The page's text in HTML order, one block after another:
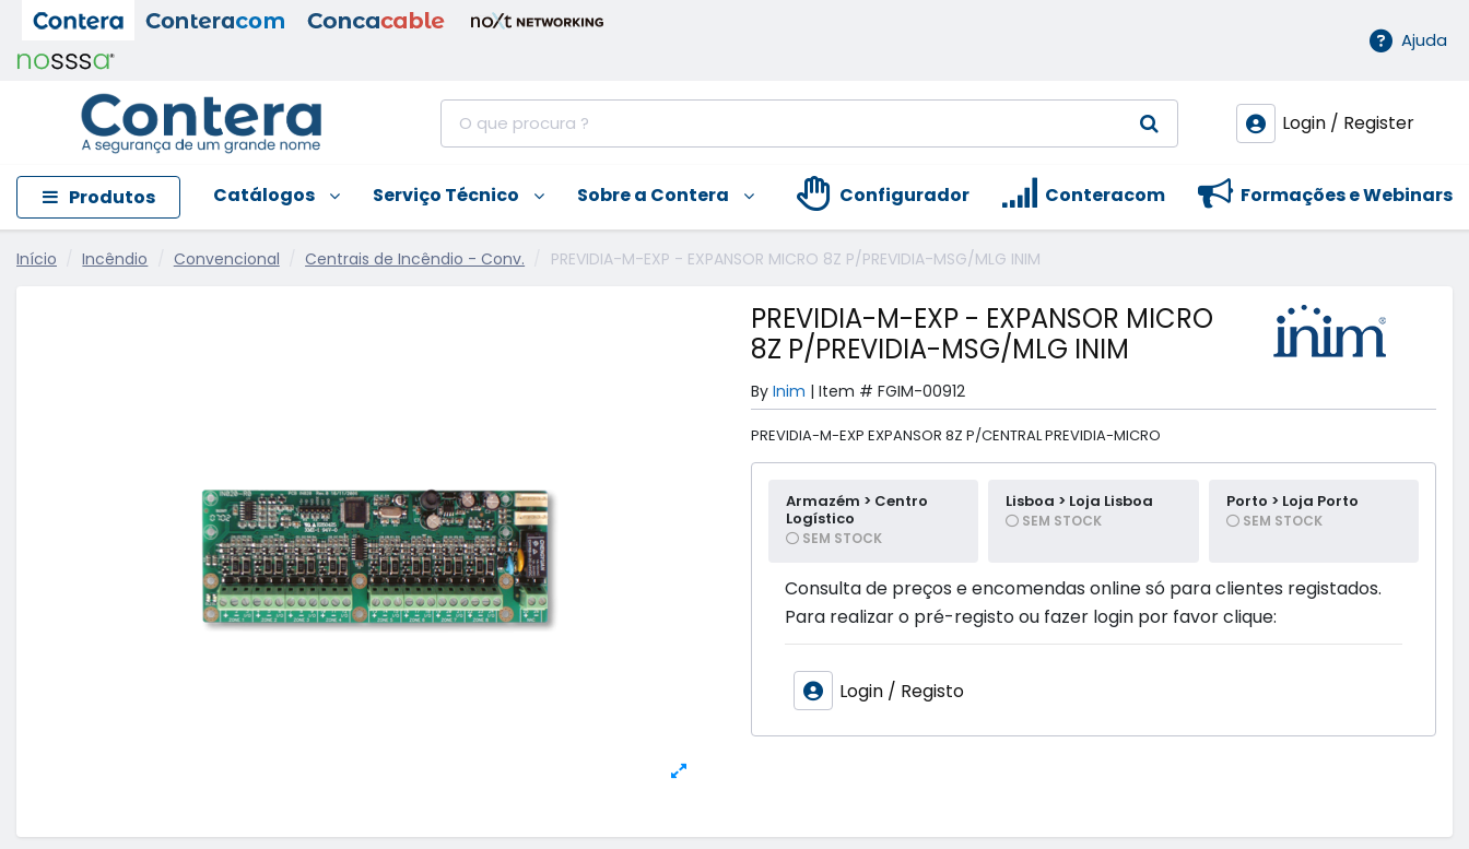
Ajuda
Login / Register
Produtos Catálogos Serviço Técnico Sobre a Contera Formações e Webinars
Conteracom
Configurador
Início Incêndio Convencional Centrais de Incêndio - Conv. PREVIDIA-M-EXP - EXPANSOR MICRO 8Z P/PREVIDIA-MSG/MLG INIM
PREVIDIA-M-EXP - EXPANSOR MICRO
8Z P/PREVIDIA-MSG/MLG INIM
By Inim | Item # FGIM-00912
PREVIDIA-M-EXP EXPANSOR 8Z P/CENTRAL PREVIDIA-MICRO
Armazém > Centro
Logístico
SEM STOCK
Lisboa > Loja Lisboa
SEM STOCK
Porto > Loja Porto
SEM STOCK
Consulta de preços e encomendas online só para clientes registados.
Para realizar o pré-registo ou fazer login por favor clique:
Login / Registo